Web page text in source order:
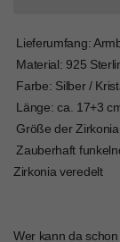
 Lieferumfang:
 Material: 925
 Farbe: Silber /
 Länge: ca. 17+3
 Größe der
 Zauberhaft
Zirkonia veredelt
Wer kann da